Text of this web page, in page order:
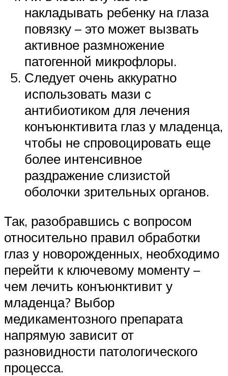
накладывать ребенку на глаза
повязку – это может вызвать
активное размножение
патогенной микрофлоры.
Следует очень аккуратно
использовать мази с
антибиотиком для лечения
конъюнктивита глаз у младенца,
чтобы не спровоцировать еще
более интенсивное
раздражение слизистой
оболочки зрительных органов.
Так, разобравшись с вопросом
относительно правил обработки
глаз у новорожденных, необходимо
перейти к ключевому моменту –
чем лечить конъюнктивит у
младенца? Выбор
медикаментозного препарата
напрямую зависит от
разновидности патологического
процесса.